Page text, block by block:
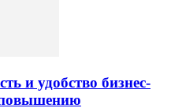
и удобство бизнес-